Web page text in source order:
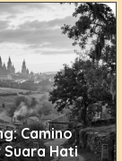
Camino
Hati